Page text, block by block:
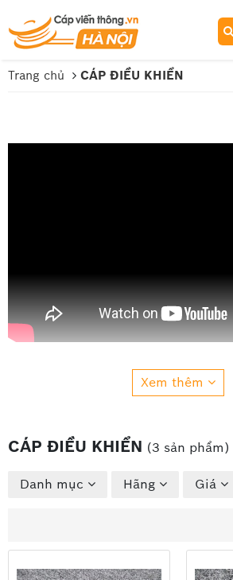
Trang chủ CÁP ĐIỀU KHIỂN
Xem thêm
CÁP ĐIỀU KHIỂN (3 sản phẩm)
Danh mục Hãng Giá